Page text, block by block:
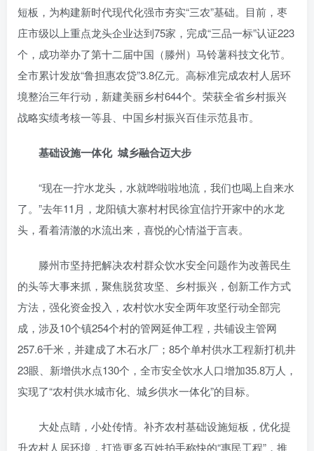
短板，为构建新时代现代化强市夯实“三农”基础。目前，枣
庄市级以上重点龙头企业达到75家，完成“三品一标”认证223
个，成功举办了第十二届中国（滕州）马铃薯科技文化节。
全市累计发放“鲁担惠农贷”3.8亿元。高标准完成农村人居环
境整治三年行动，新建美丽乡村644个。荣获全省乡村振兴
战略实绩考核一等县、中国乡村振兴百佳示范县市。
基础设施一体化 城乡融合迈大步
“现在一拧水龙头，水就哗啦啦地流，我们也喝上自来水
了。”去年11月，龙阳镇大寨村村民徐宜信拧开家中的水龙
头，看着清澈的水流出来，喜悦的心情溢于言表。
滕州市坚持把解决农村群众饮水安全问题作为改善民生
的头等大事来抓，聚焦脱贫攻坚、乡村振兴，创新工作方式
方法，强化资金投入，农村饮水安全两年攻坚行动全部完
成，涉及10个镇254个村的管网延伸工程，共铺设主管网
257.6千米，并建成了木石水厂；85个单村供水工程新打机井
23眼、新增供水点130个，全市安全饮水人口增加35.8万人，
实现了“农村供水城市化、城乡供水一体化”的目标。
大处点睛，小处传情。补齐农村基础设施短板，优化提
升农村人居环境，打造更多百姓拍手称快的“惠民工程”，推